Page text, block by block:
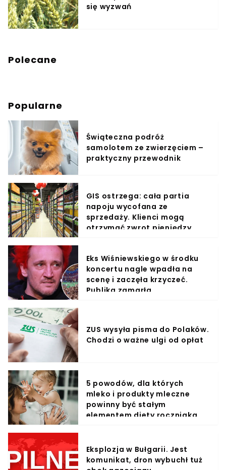
się wyzwań
Polecane
Popularne
Świąteczna podróż
samolotem ze zwierzęciem –
praktyczny przewodnik
GIS ostrzega: cała partia
napoju wycofana ze
sprzedaży. Klienci mogą
otrzymać zwrot pieniędzy
Eks Wiśniewskiego w środku
koncertu nagle wpadła na
scenę i zaczęła krzyczeć.
Publika zamarła
ZUS wysyła pisma do Polaków.
Chodzi o ważne ulgi od opłat
5 powodów, dla których
mleko i produkty mleczne
powinny być stałym
elementem diety roczniaka
Eksplozja w Bułgarii. Jest
komunikat, dron wybuchł tuż